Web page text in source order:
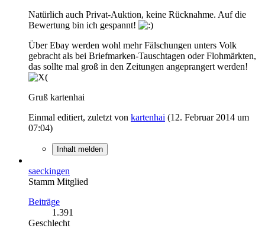
Natürlich auch Privat-Auktion, keine Rücknahme. Auf die
Bewertung bin ich gespannt!
Über Ebay werden wohl mehr Fälschungen unters Volk
gebracht als bei Briefmarken-Tauschtagen oder Flohmärkten,
das sollte mal groß in den Zeitungen angeprangert werden!
Gruß kartenhai
Einmal editiert, zuletzt von kartenhai (12. Februar 2014 um
07:04)
Inhalt melden
saeckingen
Stamm Mitglied
Beiträge
1.391
Geschlecht